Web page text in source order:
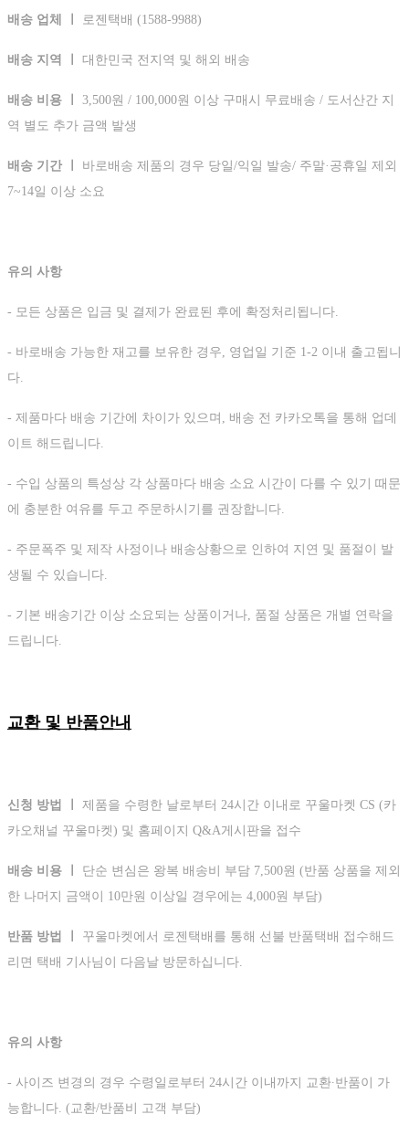
배송 업체 ㅣ 로젠택배 (1588-9988)
배송 지역 ㅣ 대한민국 전지역 및 해외 배송
배송 비용 ㅣ 3,500원 / 100,000원 이상 구매시 무료배송 / 도서산간 지
역 별도 추가 금액 발생
배송 기간 ㅣ 바로배송 제품의 경우 당일/익일 발송/ 주말·공휴일 제외
7~14일 이상 소요
유의 사항
- 모든 상품은 입금 및 결제가 완료된 후에 확정처리됩니다.
- 바로배송 가능한 재고를 보유한 경우, 영업일 기준 1-2 이내 출고됩니
다.
- 제품마다 배송 기간에 차이가 있으며, 배송 전 카카오톡을 통해 업데
이트 해드립니다.
- 수입 상품의 특성상 각 상품마다 배송 소요 시간이 다를 수 있기 때문
에 충분한 여유를 두고 주문하시기를 권장합니다.
- 주문폭주 및 제작 사정이나 배송상황으로 인하여 지연 및 품절이 발
생될 수 있습니다.
- 기본 배송기간 이상 소요되는 상품이거나, 품절 상품은 개별 연락을
드립니다.
교환 및 반품안내
신청 방법 ㅣ
제품을 수령한 날로부터 24시간 이내로 꾸울마켓 CS (카
카오채널 꾸울마켓) 및 홈페이지 Q&A게시판을 접수
배송 비용 ㅣ
단순 변심은 왕복 배송비 부담 7,500원 (반품 상품을 제외
한 나머지 금액이 10만원 이상일 경우에는 4,000원 부담)
반품 방법 ㅣ 꾸울마켓에서 로젠택배를 통해 선불 반품택배 접수해드
리면 택배 기사님이 다음날 방문하십니다.
유의 사항
- 사이즈 변경의 경우 수령일로부터 24시간 이내까지 교환∙반품이 가
능합니다. (교환/반품비 고객 부담)